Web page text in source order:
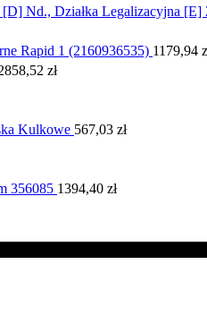
Nd., Działka Legalizacyjna
Rapid 1 (2160936535) 1179,94
zł
Kulkowe 567,03 zł
356085 1394,40 zł